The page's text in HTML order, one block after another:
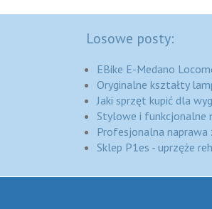
Losowe posty:
EBike E-Medano
Oryginalne kształty
Jaki sprzęt kupić dla
Stylowe i funkcjonalne
Profesjonalna
Sklep P1es - uprzęże